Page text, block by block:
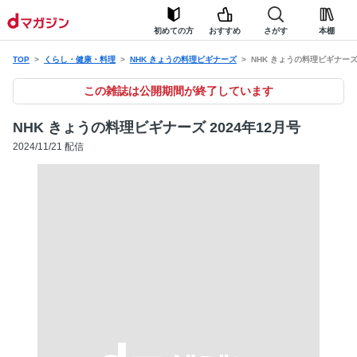
初めての方 おすすめ さがす 本棚
TOP くらし・健康・料理 NHK きょうの料理ビギナーズ NHK きょうの料理ビギナー
この雑誌は公開期間が終了しています
NHK きょうの料理ビギナーズ 2024年12月号
2024/11/21 配信